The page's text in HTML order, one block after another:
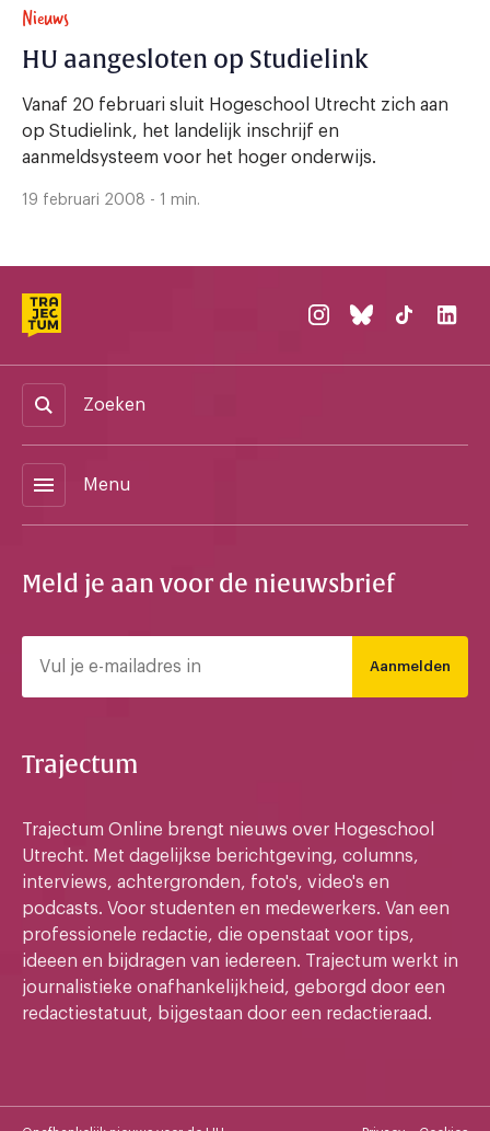
Nieuws
HU aangesloten op Studielink
Vanaf 20 februari sluit Hogeschool Utrecht zich aan
op Studielink, het landelijk inschrijf en
aanmeldsysteem voor het hoger onderwijs.
19 februari 2008 - 1 min.
Zoeken
menu Menu
Meld je aan voor de nieuwsbrief
Aanmelden
Trajectum
Trajectum Online brengt nieuws over Hogeschool
Utrecht. Met dagelijkse berichtgeving, columns,
interviews, achtergronden, foto's, video's en
podcasts. Voor studenten en medewerkers. Van een
professionele redactie, die openstaat voor tips,
ideeen en bijdragen van iedereen. Trajectum werkt in
journalistieke onafhankelijkheid, geborgd door een
redactiestatuut, bijgestaan door een redactieraad.